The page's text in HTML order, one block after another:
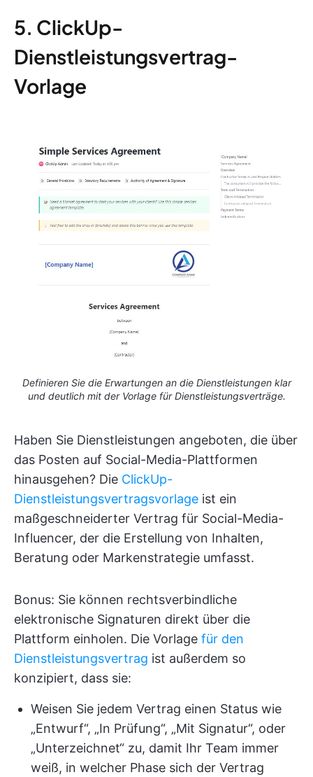
5. ClickUp-
Dienstleistungsvertrag-
Vorlage
Definieren Sie die Erwartungen an die Dienstleistungen klar
und deutlich mit der Vorlage für Dienstleistungsverträge.
Haben Sie Dienstleistungen angeboten, die über
das Posten auf Social-Media-Plattformen
hinausgehen? Die ClickUp-
Dienstleistungsvertragsvorlage ist ein
maßgeschneiderter Vertrag für Social-Media-
Influencer, der die Erstellung von Inhalten,
Beratung oder Markenstrategie umfasst.
Bonus: Sie können rechtsverbindliche
elektronische Signaturen direkt über die
Plattform einholen. Die Vorlage für den
Dienstleistungsvertrag ist außerdem so
konzipiert, dass sie:
Weisen Sie jedem Vertrag einen Status wie
„Entwurf“, „In Prüfung“, „Mit Signatur“, oder
„Unterzeichnet“ zu, damit Ihr Team immer
weiß, in welcher Phase sich der Vertrag